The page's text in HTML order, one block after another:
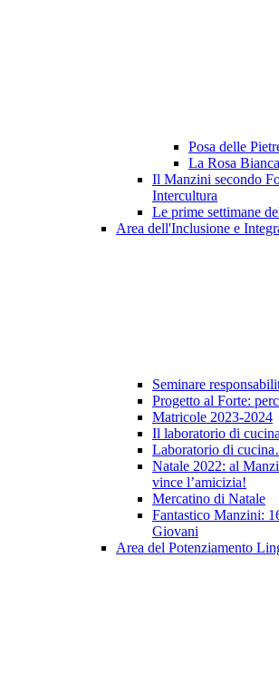
Posa delle
La Rosa Bianca
Il Manzini secondo
Intercultura
Le prime settimane
Area dell'Inclusione e
Seminare
Progetto al Forte:
Matricole 2023-2024
Il laboratorio di
Laboratorio di
Natale 2022: al
vince l’amicizia!
Mercatino di Natale
Fantastico Manzini:
Giovani
Area del Potenziamento